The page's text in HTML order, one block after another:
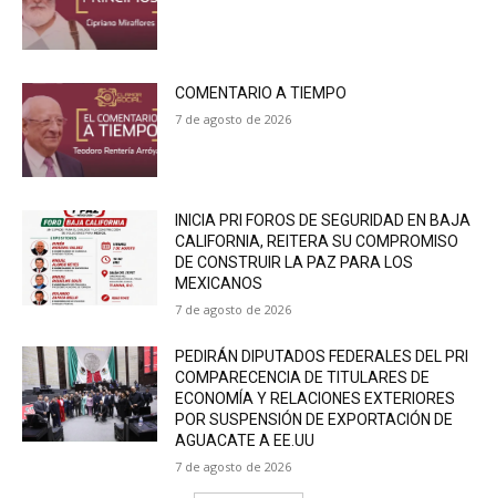
COMENTARIO A TIEMPO
7 de agosto de 2026
INICIA PRI FOROS DE SEGURIDAD EN BAJA
CALIFORNIA, REITERA SU COMPROMISO
DE CONSTRUIR LA PAZ PARA LOS
MEXICANOS
7 de agosto de 2026
PEDIRÁN DIPUTADOS FEDERALES DEL PRI
COMPARECENCIA DE TITULARES DE
ECONOMÍA Y RELACIONES EXTERIORES
POR SUSPENSIÓN DE EXPORTACIÓN DE
AGUACATE A EE.UU
7 de agosto de 2026